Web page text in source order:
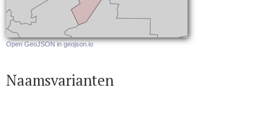
Open GeoJSON in geojson.io
Naamsvarianten